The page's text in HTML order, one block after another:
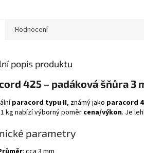
Hodnocení
popis produktu
425 – padáková šňůra 3
paracord typu II, známý jako paracord
kg nabízí výborný poměr cena/výkon. Je
parametry